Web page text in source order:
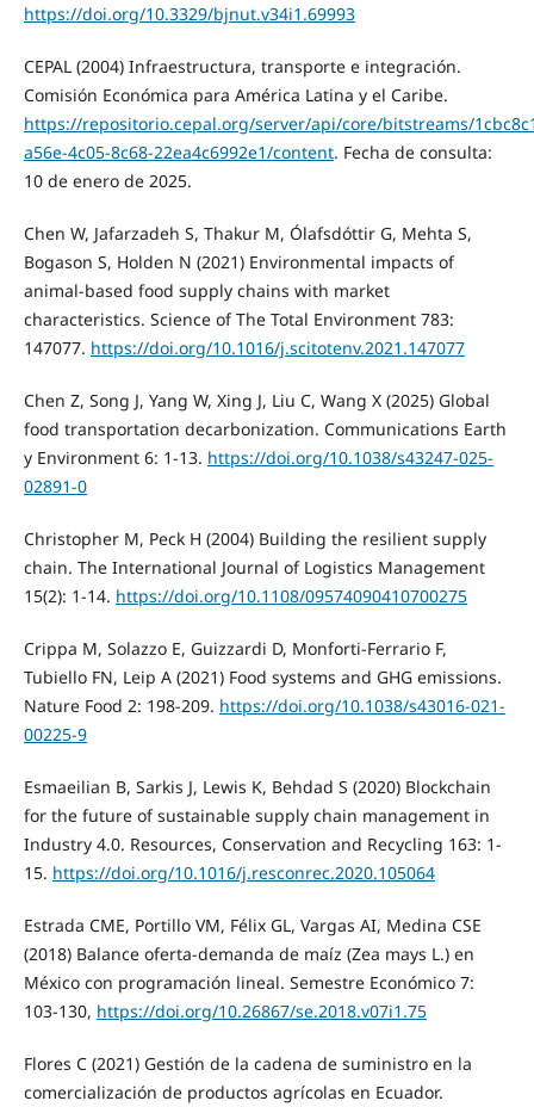
https://doi.org/10.3329/bjnut.v34i1.69993
CEPAL (2004) Infraestructura, transporte e integración.
Comisión Económica para América Latina y el Caribe.
https://repositorio.cepal.org/server/api/core/bitstreams/
a56e-4c05-8c68-22ea4c6992e1/content. Fecha de consulta:
10 de enero de 2025.
Chen W, Jafarzadeh S, Thakur M, Ólafsdóttir G, Mehta S,
Bogason S, Holden N (2021) Environmental impacts of
animal-based food supply chains with market
characteristics. Science of The Total Environment 783:
147077. https://doi.org/10.1016/j.scitotenv.2021.147077
Chen Z, Song J, Yang W, Xing J, Liu C, Wang X (2025) Global
food transportation decarbonization. Communications Earth
y Environment 6: 1-13. https://doi.org/10.1038/s43247-025-
02891-0
Christopher M, Peck H (2004) Building the resilient supply
chain. The International Journal of Logistics Management
15(2): 1-14. https://doi.org/10.1108/09574090410700275
Crippa M, Solazzo E, Guizzardi D, Monforti-Ferrario F,
Tubiello FN, Leip A (2021) Food systems and GHG emissions.
Nature Food 2: 198-209. https://doi.org/10.1038/s43016-021-
00225-9
Esmaeilian B, Sarkis J, Lewis K, Behdad S (2020) Blockchain
for the future of sustainable supply chain management in
Industry 4.0. Resources, Conservation and Recycling 163: 1-
15. https://doi.org/10.1016/j.resconrec.2020.105064
Estrada CME, Portillo VM, Félix GL, Vargas AI, Medina CSE
(2018) Balance oferta-demanda de maíz (Zea mays L.) en
México con programación lineal. Semestre Económico 7:
103-130, https://doi.org/10.26867/se.2018.v07i1.75
Flores C (2021) Gestión de la cadena de suministro en la
comercialización de productos agrícolas en Ecuador.